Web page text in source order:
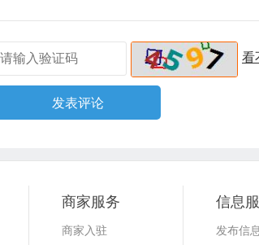
看
商家服务
商家入驻
信息
发布信息